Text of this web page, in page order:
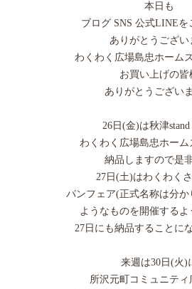
本日も
ブログ SNS 公式LINEを
ありがとうござい
わくわく広場島忠ホーム
お買い上げの皆
ありがとうございま
26日(金)は秋津stand
わくわく広場島忠ホーム
納品しますので是
27日(土)はわくわく
パンフェア(正式名称は分
ようなものを開催する
27日にも納品することに
来週は30日(火)
所沢元町コミュニティ